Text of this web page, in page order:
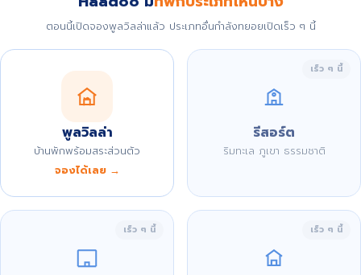
ตอนนี้เปิดจองพูลวิลล่าแล้ว ประเภทอื่นกำลังทยอยเปิดเร็ว ๆ นี้
พูลวิลล่า
บ้านพักพร้อมสระส่วนตัว
จองได้เลย →
เร็ว ๆ นี้
รีสอร์ต
ริมทะเล ภูเขา ธรรมชาติ
เร็ว ๆ นี้ เร็ว ๆ นี้